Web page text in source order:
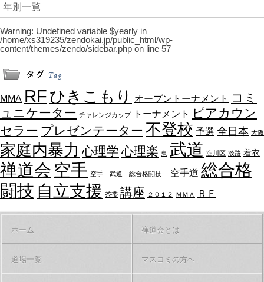
年別一覧
Warning: Undefined variable $yearly in
/home/xs319235/zendokai.jp/public_html/wp-
content/themes/zendo/sidebar.php on line 57
MMA RFひきこもり オープントーナメント
コミ
ュニケーター チャレンジカップ トーナメント
ピアカウン
セラー プレゼンテーター 不登校 予選 全日本 大阪
家庭内暴力 心理学 心理楽 東 武道 淀川区 淡路 着衣
禅道会 空手 空手 武道 総合格闘技 空手道 総合格
闘技 自立支援 茶帯 講座 ２０１２ ＭＭＡ ＲＦ
ホーム 禅道会とは
道場一覧 マスコミの方へ